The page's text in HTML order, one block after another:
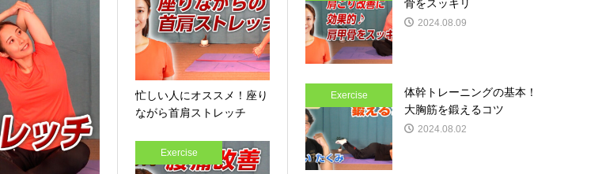
忙しい人にオススメ！座り
ながら首肩ストレッチ
Exercise
骨をスッキリ
2024.08.09
Exercise
体幹トレーニングの基本！
大胸筋を鍛えるコツ
2024.08.02